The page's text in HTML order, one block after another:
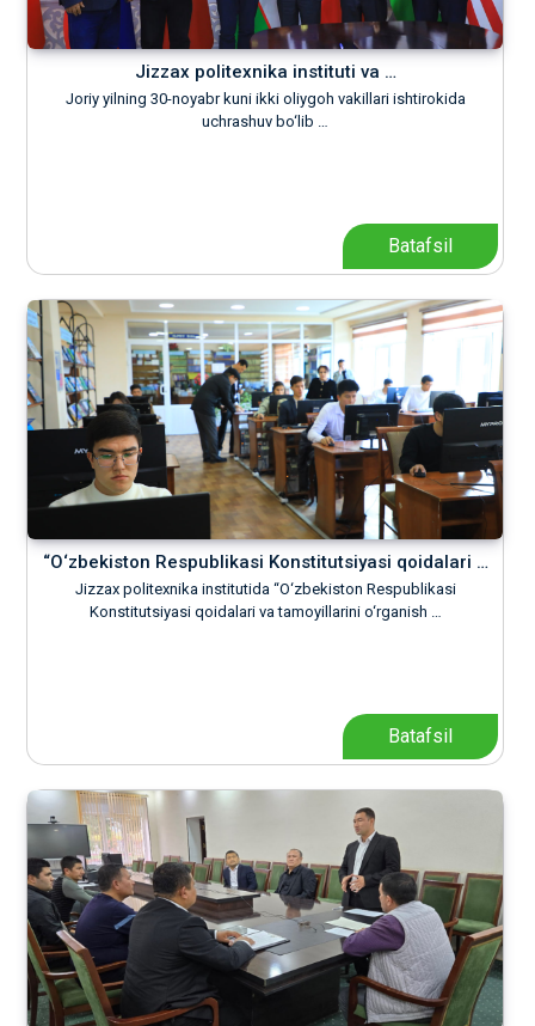
Jizzax politexnika instituti va …
Joriy yilning 30-noyabr kuni ikki oliygoh vakillari ishtirokida
uchrashuv bo‘lib …
Batafsil
“O‘zbekiston Respublikasi Konstitutsiyasi qoidalari …
Jizzax politexnika institutida “O‘zbekiston Respublikasi
Konstitutsiyasi qoidalari va tamoyillarini o‘rganish …
Batafsil